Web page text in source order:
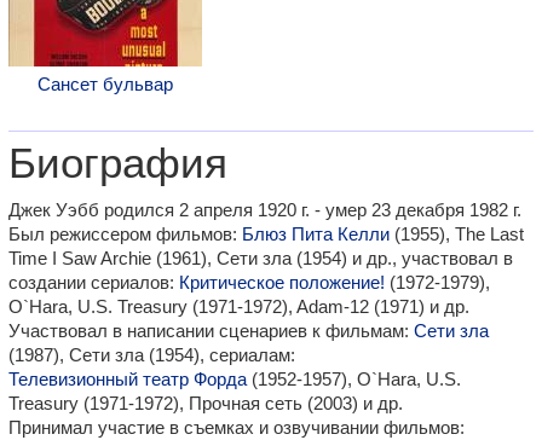
Сансет бульвар
Биография
Джек Уэбб родился 2 апреля 1920 г. - умер 23 декабря 1982 г.
Был режиссером фильмов: Блюз Пита Келли (1955), The Last
Time I Saw Archie (1961), Сети зла (1954) и др., участвовал в
создании сериалов: Критическое положение! (1972-1979),
O`Hara, U.S. Treasury (1971-1972), Adam-12 (1971) и др.
Участвовал в написании сценариев к фильмам: Сети зла
(1987), Сети зла (1954), сериалам:
Телевизионный театр Форда (1952-1957), O`Hara, U.S.
Treasury (1971-1972), Прочная сеть (2003) и др.
Принимал участие в съемках и озвучивании фильмов: